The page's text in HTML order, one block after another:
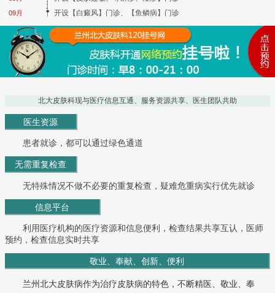
09月
开设【白癜风】门诊、【鱼鳞病】门诊
北大皮肤科现与医疗信息互通、服务资源共享、医生团队共助
医生资源
患者就诊，都可以通过绿色通道
无需重复检查
无特殊情况不做不必要的重复检查，疑难危重病实行优先就诊
信息平台
利用医疗机构的医疗资源和信息便利，检查结果共享互认，医师
预约，检查信息实时共享
敬业、奉献、创新、便利
兰州北大皮肤病作为治疗皮肤病的特色，不断精医、敬业、奉